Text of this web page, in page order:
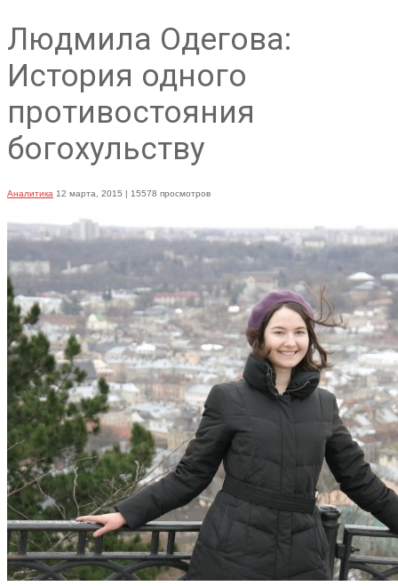
Людмила Одегова:
История одного
противостояния
богохульству
Аналитика 12 марта, 2015 | 15578 просмотров